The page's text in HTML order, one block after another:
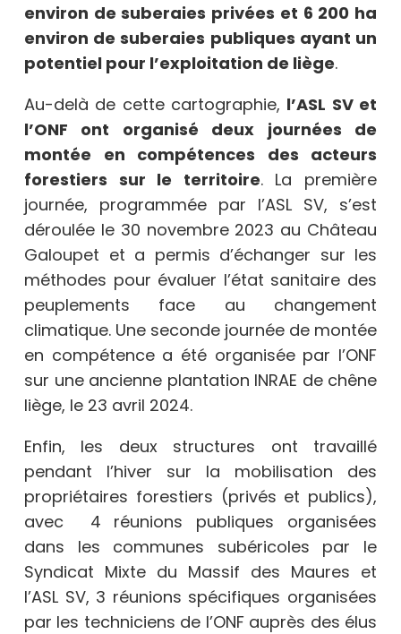
environ de suberaies privées et 6 200 ha
environ de suberaies publiques ayant un
potentiel pour l’exploitation de liège.
Au-delà de cette cartographie, l’ASL SV et
l’ONF ont organisé deux journées de
montée en compétences des acteurs
forestiers sur le territoire. La première
journée, programmée par l’ASL SV, s’est
déroulée le 30 novembre 2023 au Château
Galoupet et a permis d’échanger sur les
méthodes pour évaluer l’état sanitaire des
peuplements face au changement
climatique. Une seconde journée de montée
en compétence a été organisée par l’ONF
sur une ancienne plantation INRAE de chêne
liège, le 23 avril 2024.
Enfin, les deux structures ont travaillé
pendant l’hiver sur la mobilisation des
propriétaires forestiers (privés et publics),
avec
4 réunions publiques organisées
dans les communes subéricoles par le
Syndicat Mixte du Massif des Maures et
l’ASL SV, 3 réunions spécifiques organisées
par les techniciens de l’ONF auprès des élus